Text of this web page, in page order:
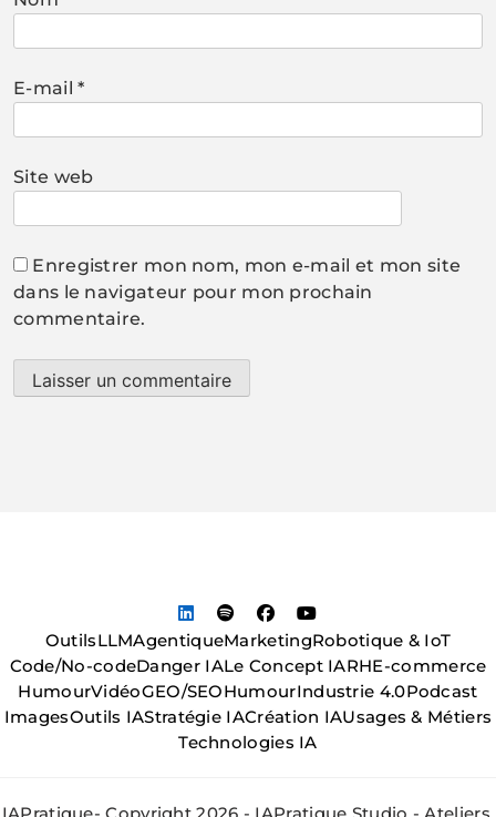
E-mail*
Site web
Enregistrer mon nom, mon e-mail et mon site
dans le navigateur pour mon prochain
commentaire.
OutilsLLMAgentiqueMarketingRobotique & IoT
Code/No-codeDanger IALe Concept IARHE-commerce
HumourVidéoGEO/SEOHumourIndustrie 4.0Podcast
ImagesOutils IAStratégie IACréation IAUsages & Métiers
Technologies IA